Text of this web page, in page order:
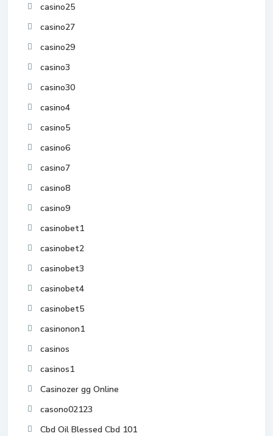
casino25
casino27
casino29
casino3
casino30
casino4
casino5
casino6
casino7
casino8
casino9
casinobet1
casinobet2
casinobet3
casinobet4
casinobet5
casinonon1
casinos
casinos1
Casinozer gg Online
casono02123
Cbd Oil Blessed Cbd 101